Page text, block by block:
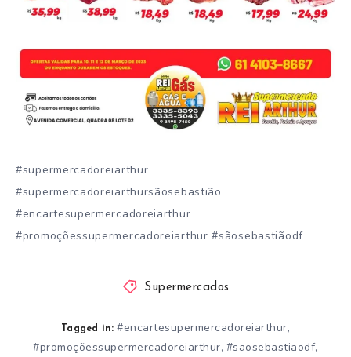
#supermercadoreiarthur
#supermercadoreiarthursãosebastião
#encartesupermercadoreiarthur
#promoçõessupermercadoreiarthur #sãosebastiãodf
Supermercados
Tagged in: #encartesupermercadoreiarthur,
#promoçõessupermercadoreiarthur, #saosebastiaodf,